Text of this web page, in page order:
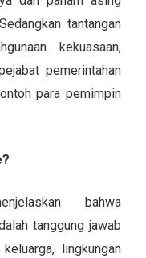
tantangan
kekuasaan,
pemerintahan
para pemimpin
bahwa
tanggung jawab
lingkungan